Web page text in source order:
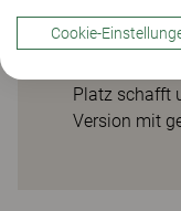
Die
einfügt,
Platz schafft
Version mit
Cookie-